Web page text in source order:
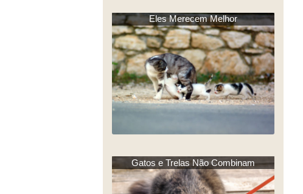
Eles Merecem Melhor
Gatos e Trelas Não Combinam